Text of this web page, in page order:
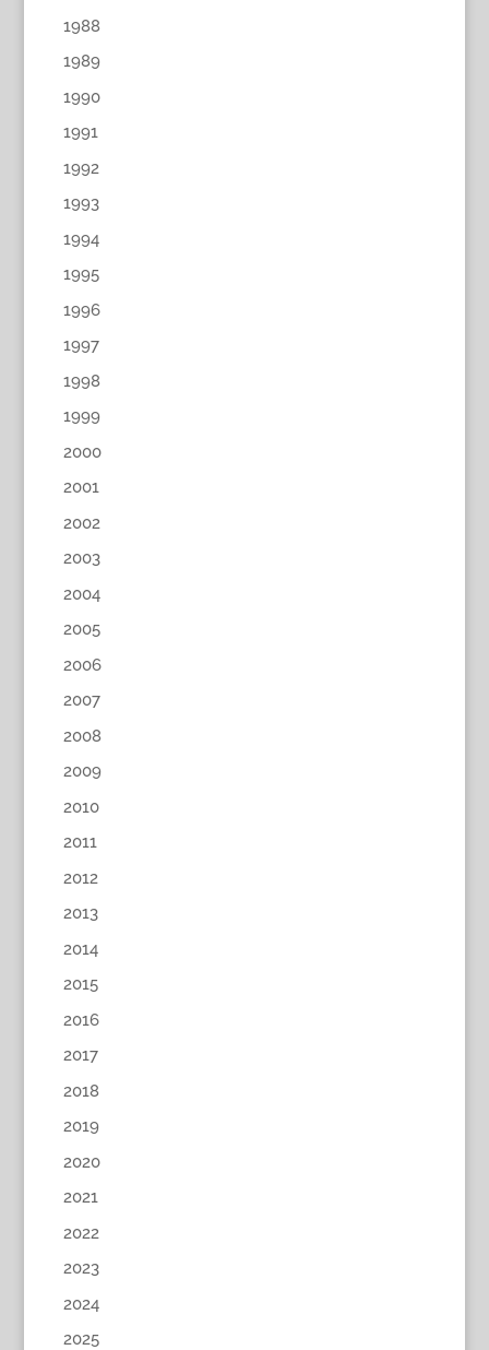
1988
1989
1990
1991
1992
1993
1994
1995
1996
1997
1998
1999
2000
2001
2002
2003
2004
2005
2006
2007
2008
2009
2010
2011
2012
2013
2014
2015
2016
2017
2018
2019
2020
2021
2022
2023
2024
2025